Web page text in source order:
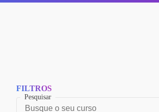
FILTROS
Pesquisar
Busque